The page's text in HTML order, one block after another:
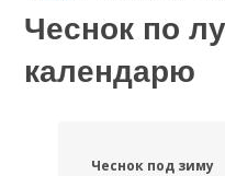
Чеснок по
календарю
Чеснок под зиму